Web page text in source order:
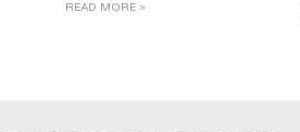
READ MORE >